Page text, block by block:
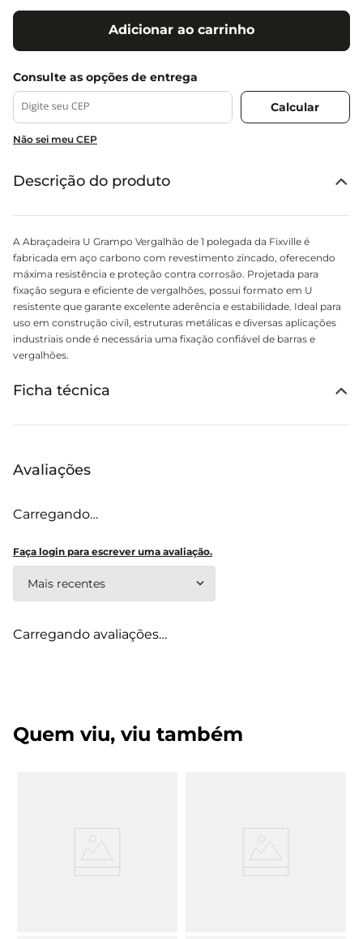
Adicionar ao carrinho
Não sei meu CEP
Descrição do produto
A Abraçadeira U Grampo Vergalhão de 1 polegada da Fixville é
fabricada em aço carbono com revestimento zincado, oferecendo
máxima resistência e proteção contra corrosão. Projetada para
fixação segura e eficiente de vergalhões, possui formato em U
resistente que garante excelente aderência e estabilidade. Ideal para
uso em construção civil, estruturas metálicas e diversas aplicações
industriais onde é necessária uma fixação confiável de barras e
vergalhões.
Ficha técnica
Avaliações
Carregando…
Faça login para escrever uma avaliação.
Mais recentes
Carregando avaliações…
Quem viu, viu também